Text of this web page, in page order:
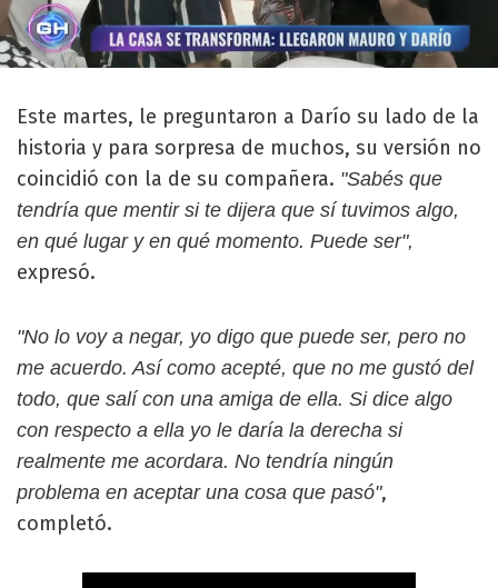
Este martes, le preguntaron a Darío su lado de la
historia y para sorpresa de muchos, su versión no
coincidió con la de su compañera. "Sabés que
tendría que mentir si te dijera que sí tuvimos algo,
en qué lugary en qué momento. Puede ser",
expresó.
"No lo voy a negar, yo digo que puede ser, pero no
me acuerdo. Así como acepté, que no me gustó del
todo, que salí con una amiga de ella. Si dice algo
con respecto a ella yo le daría la derecha si
realmente me acordara. No tendría ningún
problema en aceptar una cosa que pasó",
completó.